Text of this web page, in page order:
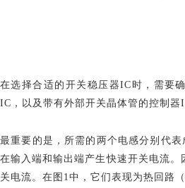
在选择合适的开关稳压器IC时，需要
IC，以及带有外部开关晶体管的控制器
最重要的是，所需的两个电感分别代
在输入端和输出端产生快速开关电流。
关电流。在图1中，它们表现为热回路